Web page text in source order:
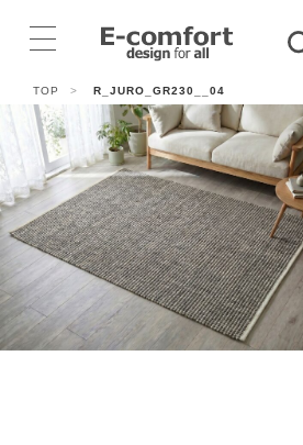
TOP > R_JURO_GR230__04